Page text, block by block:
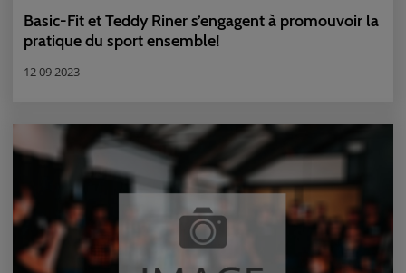
Basic-Fit et Teddy Riner s’engagent à promouvoir la
pratique du sport ensemble!
12 09 2023